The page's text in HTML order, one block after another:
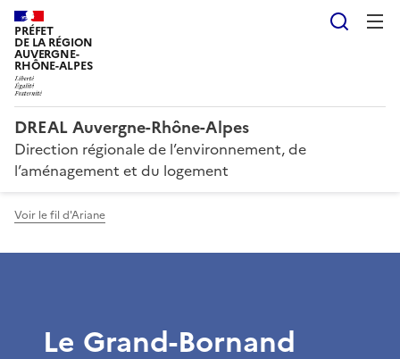
PRÉFET
DE LA RÉGION
AUVERGNE-
RHÔNE-ALPES
DREAL Auvergne-Rhône-Alpes
Direction régionale de l’environnement, de
l’aménagement et du logement
Voir le fil d'Ariane
Le Grand-Bornand